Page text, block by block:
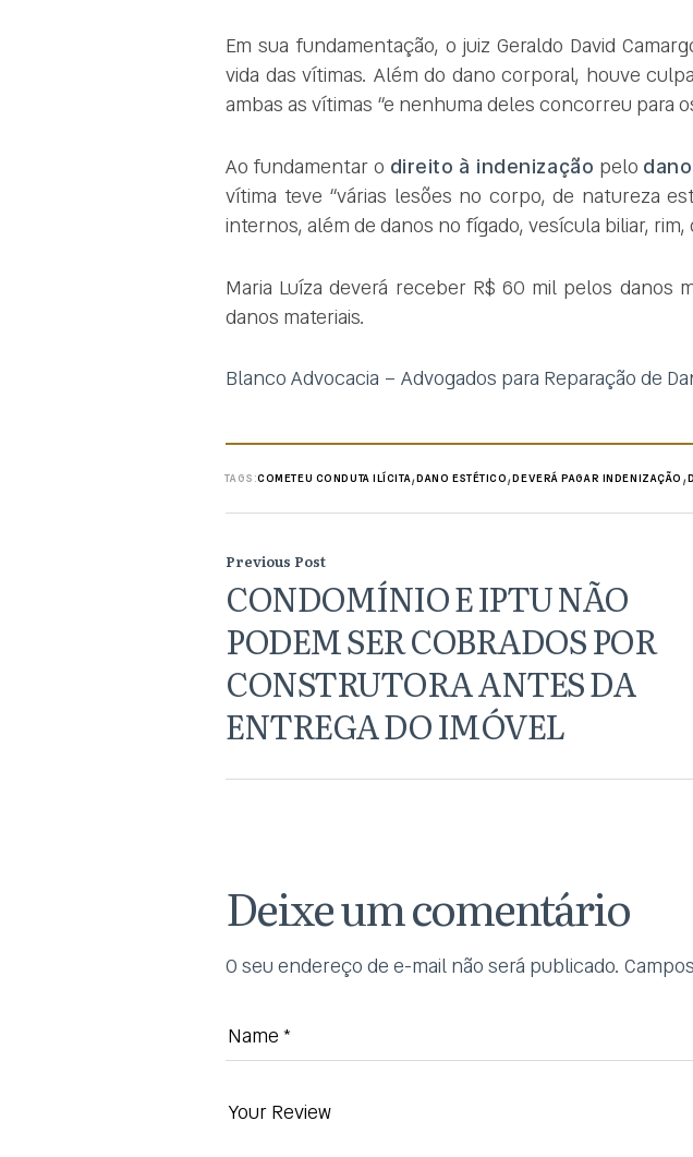
Em sua fundamentação, o juiz Geraldo David
vida das vítimas. Além do dano corporal, houve
ambas as vítimas “e nenhuma deles concorreu para
Ao fundamentar o direito à indenização pelo
vítima teve “várias lesões no corpo, de natureza
internos, além de danos no fígado, vesícula biliar,
Maria Luíza deverá receber R$ 60 mil pelos danos
danos materiais.
Blanco Advocacia – Advogados para Reparação de
TAGS:COMETEU CONDUTA ILÍCITA,DANO ESTÉTICO,DEVERÁ PAGAR INDENIZAÇÃO ,
Previous Post
CONDOMÍNIO E IPTU NÃO
PODEM SER COBRADOS POR
CONSTRUTORA ANTES DA
ENTREGA DO IMÓVEL
Deixe um comentário
O seu endereço de e-mail não será publicado.